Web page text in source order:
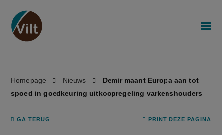
Homepage Nieuws
Demir maant Europa aan tot
spoed in goedkeuring uitkoopregeling varkenshouders
GA TERUG PRINT DEZE PAGINA